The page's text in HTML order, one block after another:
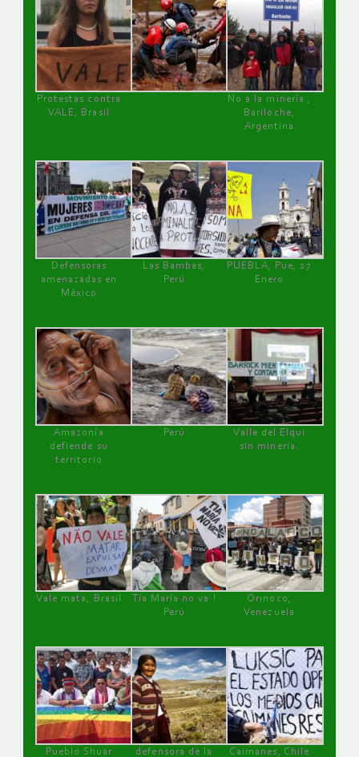
Protestas contra
VALE, Brasil
No a la minería ,
Bariloche,
Argentina
Defensoras
amenazadas en
México
Las Bambas,
Perú
PUEBLA, Pue, 27
Enero
Amazonía
defiende su
territorio
Perú
Valle del Elqui
sin minería.
Vale mata, Brasil
Tía María no va !
Perú
Orinoco,
Venezuela
Pueblo Shuar defensora de la Caimanes, Chile